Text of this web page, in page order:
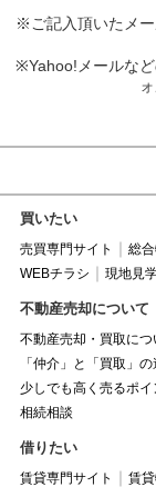
※ご記入頂いたメ
※Yahoo!メールな
買いたい
売買専門サイト 総
WEBチラシ
現地見
不動産売却について
不動産売却・買取につ
「仲介」と「買取」
少しでも高く売るポイ
相続相談
借りたい
賃貸専門サイト 賃